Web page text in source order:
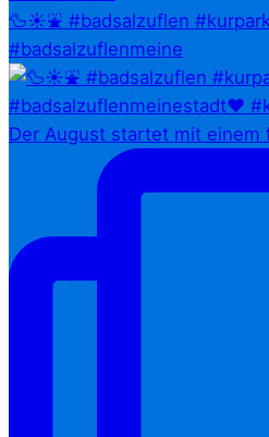
🦆☀️⛲ #badsalzuflen
#badsalzuflenmeine
Der August startet mit einem